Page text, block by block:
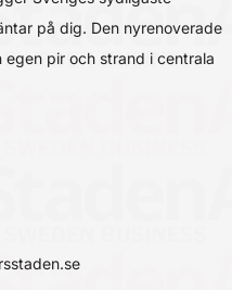
på dig. Den nyrenoverade
pir och strand i centrala